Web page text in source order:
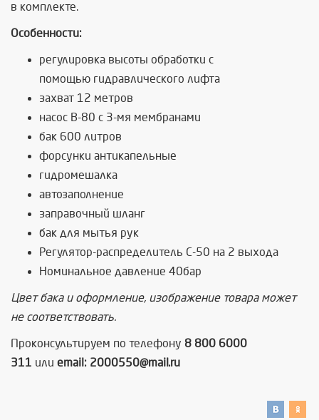
в комплекте.
Особенности:
регулировка высоты обработки с
помощью гидравлического лифта
захват 12 метров
насос В-80 с 3-мя мембранами
бак 600 литров
форсунки антикапельные
гидромешалка
автозаполнение
заправочный шланг
бак для мытья рук
Регулятор-распределитель С-50 на 2 выхода
Номинальное давление 40бар
Цвет бака и оформление, изображение товара может
не соответствовать.
Проконсультируем по телефону 8 800 6000
311 или email: 2000550@mail.ru